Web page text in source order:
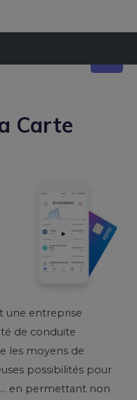
Carte
une entreprise
de conduite
les moyens de
possibilités pour
… en permettant non